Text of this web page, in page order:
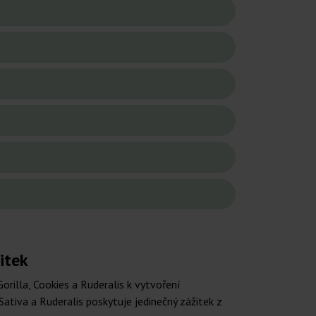
Cookies a Ruderalis k vytvoření
a Ruderalis poskytuje jedinečný zážitek z